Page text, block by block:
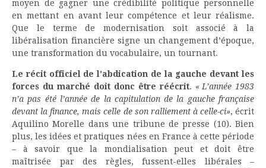
moyen de gagner une crédibilité politique personnelle
en mettant en avant leur compétence et leur réalisme.
Que le terme de modernisation soit associé à la
libéralisation financière signe un changement d’époque,
une transformation du vocabulaire, un tournant.
Le récit officiel de l’abdication de la gauche devant les
forces du marché doit donc être réécrit. « L’année 1983
n’a pas été l’année de la capitulation de la gauche française
devant la finance, mais celle de son ralliement à celle-ci», écrit
Aquilino Morelle dans une tribune de presse (10). Bien
plus, les idées et pratiques nées en France à cette période
– à savoir que la mondialisation peut et doit être
maîtrisée par des règles, fussent-elles libérales –